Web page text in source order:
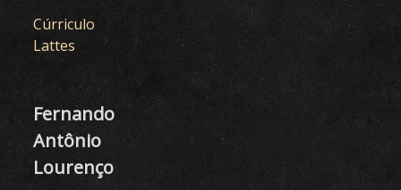
Cúrriculo
Lattes
Fernando
Antônio
Lourenço